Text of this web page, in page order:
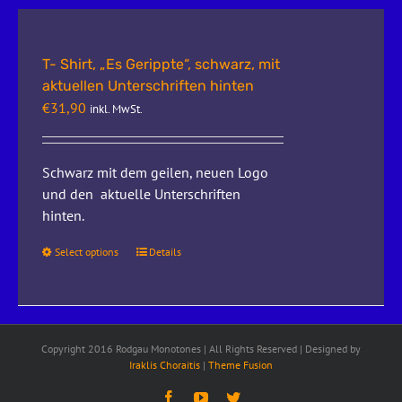
T- Shirt, „Es Gerippte“, schwarz, mit
aktuellen Unterschriften hinten
€31,90 inkl. MwSt.
Schwarz mit dem geilen, neuen Logo
und den aktuelle Unterschriften
hinten.
Select options Details
Copyright 2016 Rodgau Monotones | All Rights Reserved | Designed by
Iraklis Choraitis | Theme Fusion
FacebookYouTubeTwitter